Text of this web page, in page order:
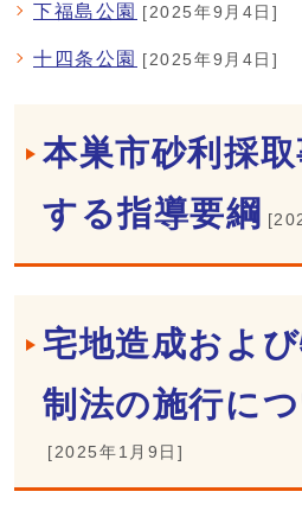
下福島公園 [2025年9月4日]
十四条公園 [2025年9月4日]
本巣市砂利採
する指導要綱
宅地造成およ
制法の施行に
[2025年1月9日]